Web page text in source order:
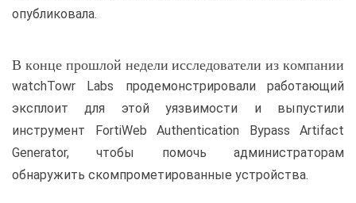
опубликовала.
В конце прошлой недели исследователи из компании
watchTowr Labs продемонстрировали работающий
эксплоит для этой уязвимости и выпустили
инструмент FortiWeb Authentication Bypass Artifact
Generator, чтобы помочь администраторам
обнаружить скомпрометированные устройства.